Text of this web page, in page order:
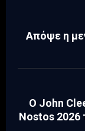
Απόψε η
Ο John
Nostos 2026